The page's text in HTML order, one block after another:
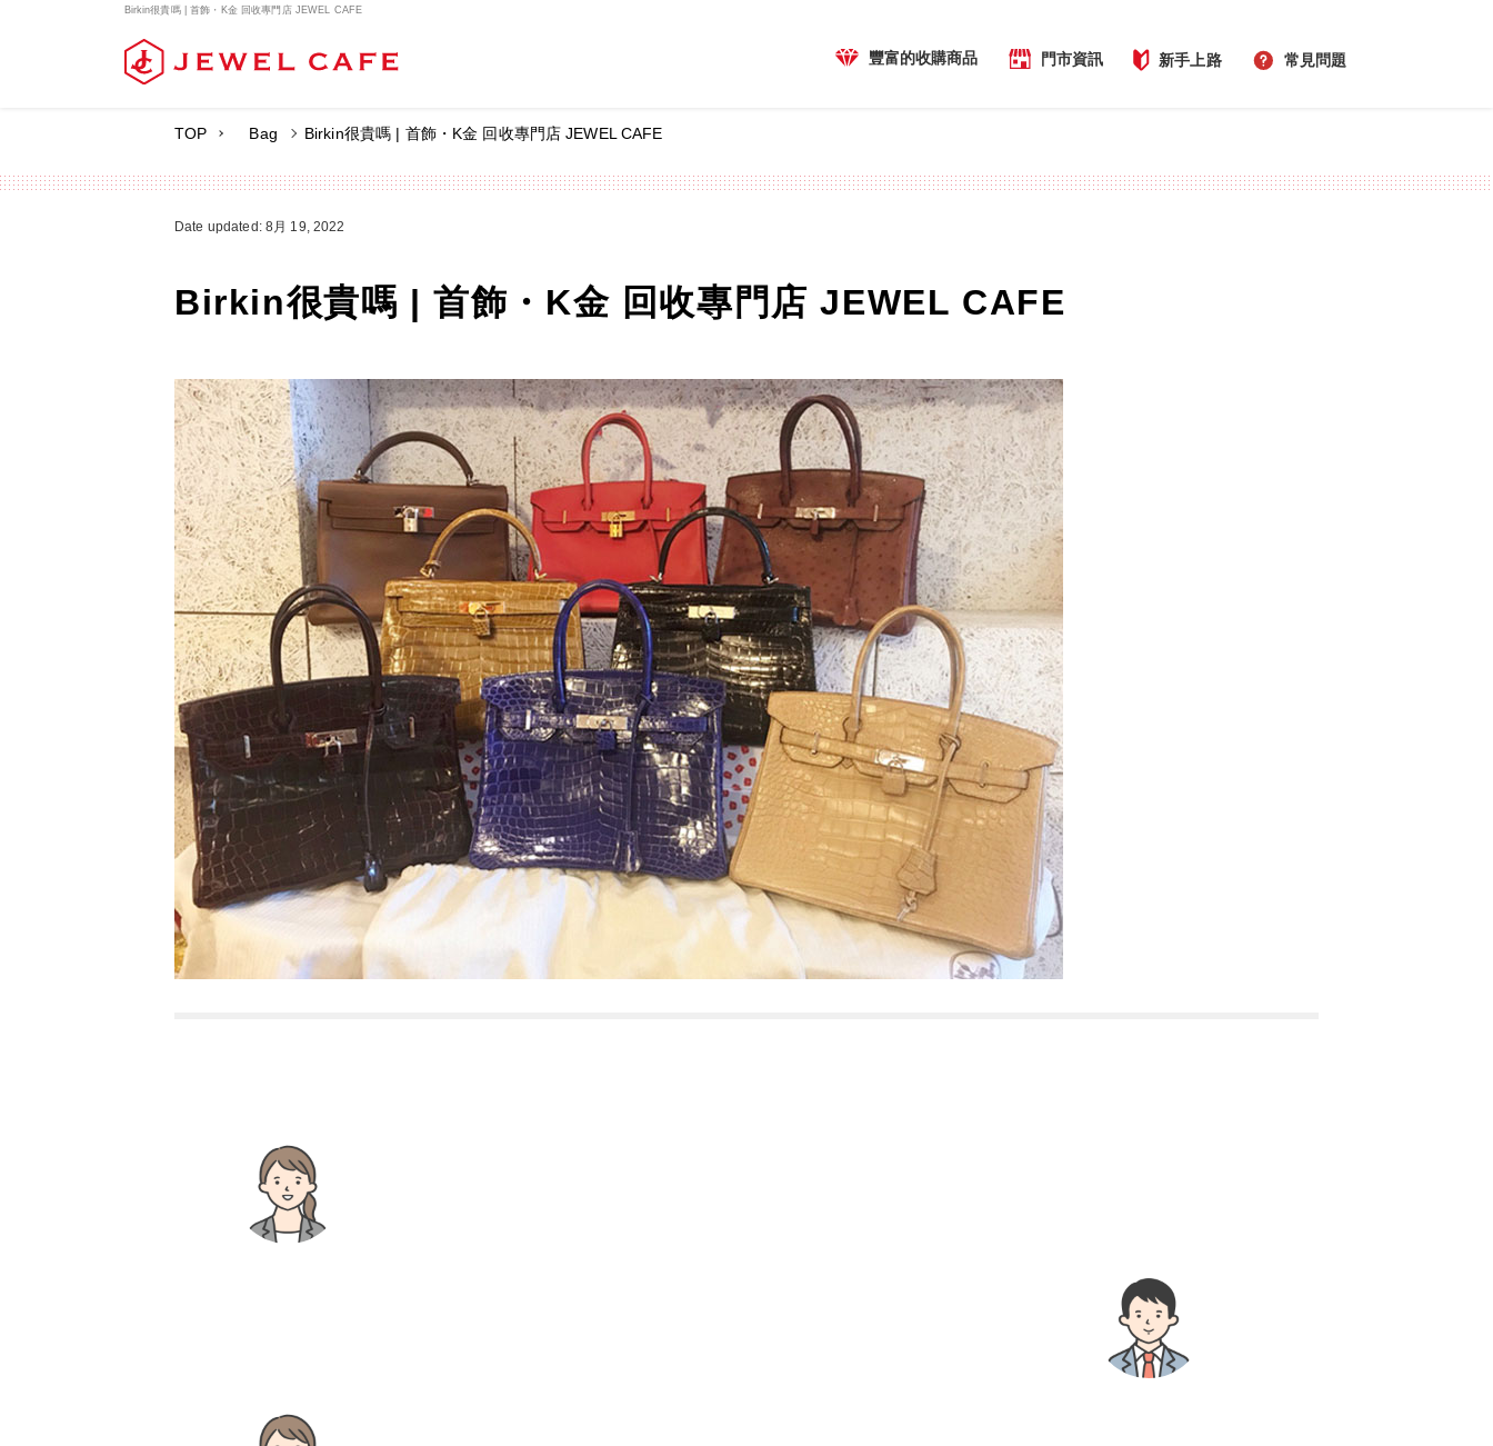
Birkin很貴嗎 | 首飾・K金 回收專門店 JEWEL CAFE
豐富的收購商品 門市資訊 新手上路 常見問題
TOP Bag Birkin很貴嗎 | 首飾・K金 回收專門店 JEWEL CAFE
Date updated: 8月 19, 2022
Birkin很貴嗎 | 首飾・K金 回收專門店 JEWEL CAFE